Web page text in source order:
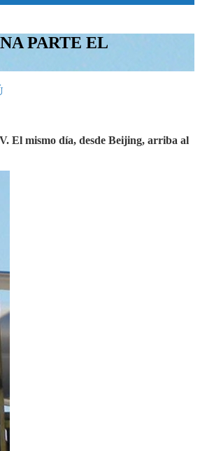
PARTE EL
El mismo día, desde Beijing, arriba al